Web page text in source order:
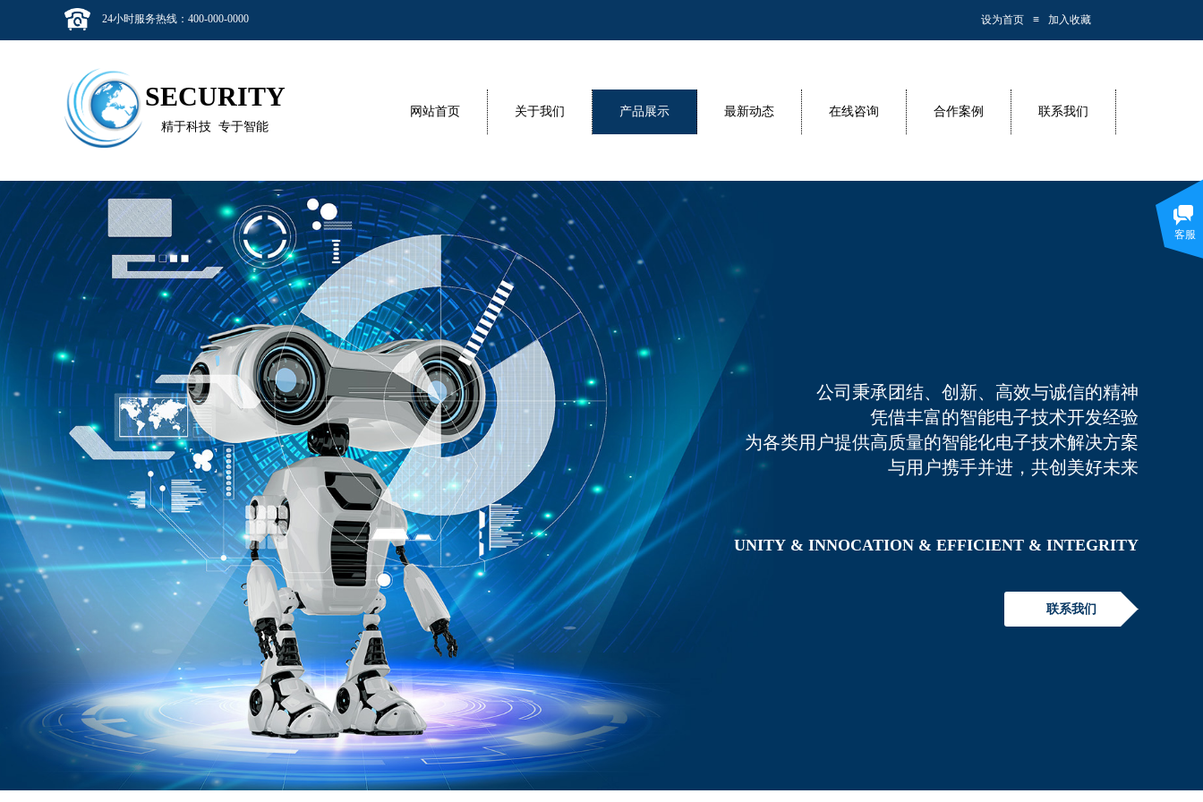
设为首页 ≡ 加入收藏
24小时服务热线：400-000-0000
SECURITY
网站首页 关于我们 产品展示 最新动态 在线咨询 合作案例
联系我们
精于科技 专于智能
公司秉承团结、创新、高效与诚信的精神
凭借丰富的智能电子技术开发经验
为各类用户提供高质量的智能化电子技术解决方案
与用户携手并进，共创美好未来
UNITY & INNOCATION & EFFICIENT & INTEGRITY
联系我们
客服